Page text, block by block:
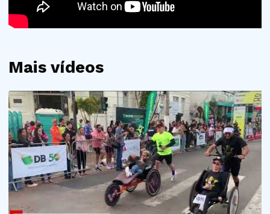
Mais vídeos